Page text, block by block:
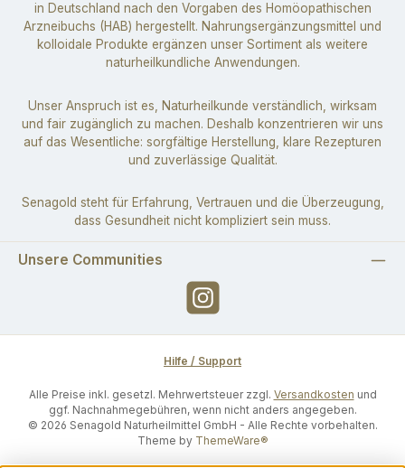
in Deutschland nach den Vorgaben des Homöopathischen
Arzneibuchs (HAB) hergestellt. Nahrungsergänzungsmittel und
kolloidale Produkte ergänzen unser Sortiment als weitere
naturheilkundliche Anwendungen.
Unser Anspruch ist es, Naturheilkunde verständlich, wirksam
und fair zugänglich zu machen. Deshalb konzentrieren wir uns
auf das Wesentliche: sorgfältige Herstellung, klare Rezepturen
und zuverlässige Qualität.
Senagold steht für Erfahrung, Vertrauen und die Überzeugung,
dass Gesundheit nicht kompliziert sein muss.
Unsere Communities
Instagram
Hilfe / Support
Alle Preise inkl. gesetzl. Mehrwertsteuer zzgl. Versandkosten und
ggf. Nachnahmegebühren, wenn nicht anders angegeben.
© 2026 Senagold Naturheilmittel GmbH - Alle Rechte vorbehalten.
Theme by ThemeWare®